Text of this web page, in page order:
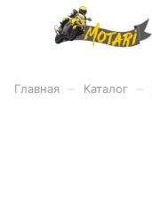
Главная Каталог